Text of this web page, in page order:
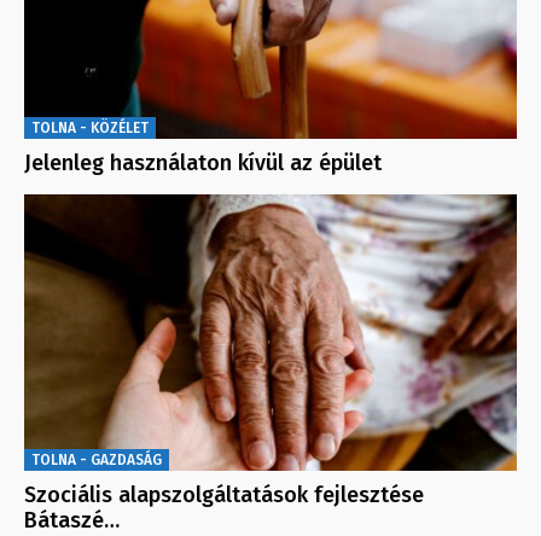
TOLNA - KÖZÉLET
Jelenleg használaton kívül az épület
TOLNA - GAZDASÁG
Szociális alapszolgáltatások fejlesztése
Bátaszé…